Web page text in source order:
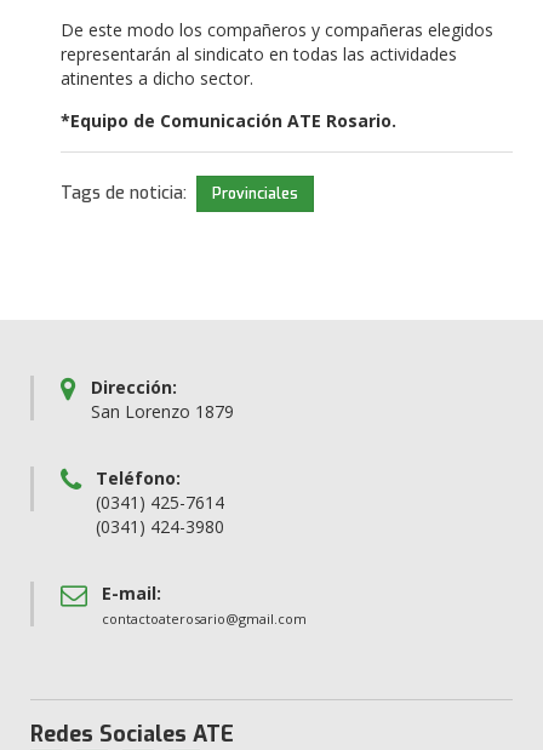
De este modo los compañeros y compañeras elegidos
representarán al sindicato en todas las actividades
atinentes a dicho sector.
*Equipo de Comunicación ATE Rosario.
Tags de noticia: Provinciales
Dirección:
San Lorenzo 1879
Teléfono:
(0341) 425-7614
(0341) 424-3980
E-mail:
contactoaterosario@gmail.com
Redes Sociales ATE